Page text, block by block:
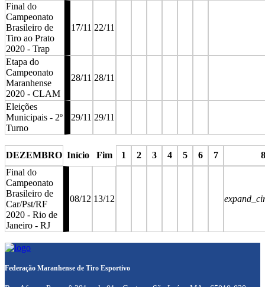
Final do
Campeonato
Brasileiro de
Tiro ao Prato
2020 - Trap
17/11 22/11
Etapa do
Campeonato
Maranhense
2020 - CLAM
28/11 28/11
Eleições
Municipais - 2º
Turno
29/11 29/11
DEZEMBRO Início Fim 1 2 3 4 5 6 7
8
Final do
Campeonato
Brasileiro de
Car/Pst/RF
2020 - Rio de
Janeiro - RJ
08/12 13/12
Federação Maranhense de Tiro Esportivo